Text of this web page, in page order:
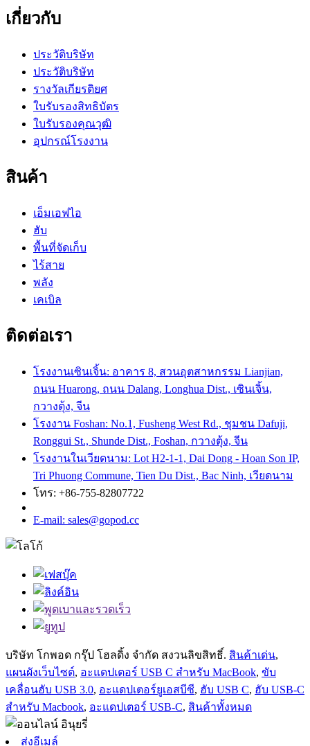
เกี่ยวกับ
ประวัติบริษัท
ประวัติบริษัท
รางวัลเกียรติยศ
ใบรับรองสิทธิบัตร
ใบรับรองคุณวุฒิ
อุปกรณ์โรงงาน
สินค้า
เอ็มเอฟไอ
ฮับ
พื้นที่จัดเก็บ
ไร้สาย
พลัง
เคเบิล
ติดต่อเรา
โรงงานเซินเจิ้น: อาคาร 8, สวนอุตสาหกรรม Lianjian,
ถนน Huarong, ถนน Dalang, Longhua Dist., เซินเจิ้น,
กวางตุ้ง, จีน
โรงงาน Foshan: No.1, Fusheng West Rd., ชุมชน Dafuji,
Ronggui St., Shunde Dist., Foshan, กวางตุ้ง, จีน
โรงงานในเวียดนาม: Lot H2-1-1, Dai Dong - Hoan Son IP,
Tri Phuong Commune, Tien Du Dist., Bac Ninh, เวียดนาม
โทร: +86-755-82807722
E-mail: sales@gopod.cc
บริษัท โกพอด กรุ๊ป โฮลดิ้ง จำกัด สงวนลิขสิทธิ์. สินค้าเด่น,
แผนผังเว็บไซต์, อะแดปเตอร์ USB C สำหรับ MacBook, ขับ
เคลื่อนฮับ USB 3.0, อะแดปเตอร์ยูเอสบีซี, ฮับ ​​USB C, ฮับ ​​USB-C
สำหรับ Macbook, อะแดปเตอร์ USB-C, สินค้าทั้งหมด
ส่งอีเมล์